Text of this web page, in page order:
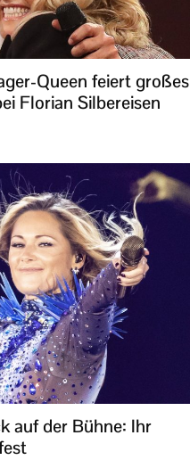
Queen feiert großes
Florian Silbereisen
auf der Bühne: Ihr